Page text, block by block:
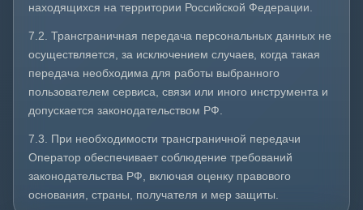
находящихся на территории Российской Федерации.
7.2. Трансграничная передача персональных данных не
осуществляется, за исключением случаев, когда такая
передача необходима для работы выбранного
пользователем сервиса, связи или иного инструмента и
допускается законодательством РФ.
7.3. При необходимости трансграничной передачи
Оператор обеспечивает соблюдение требований
законодательства РФ, включая оценку правового
основания, страны, получателя и мер защиты.